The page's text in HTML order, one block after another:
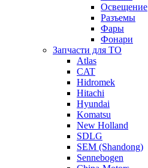
Освещение
Разъемы
Фары
Фонари
Запчасти для ТО
Atlas
CAT
Hidromek
Hitachi
Hyundai
Komatsu
New Holland
SDLG
SEM (Shandong)
Sennebogen